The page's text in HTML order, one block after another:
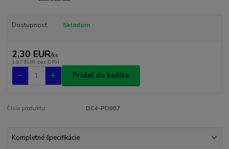
Dostupnosť Skladom
2,30 EUR/ks
1,87 EUR bez DPH
Pridať do košíka
Číslo produktu: DC4-PD007
Kompletné špecifikácie